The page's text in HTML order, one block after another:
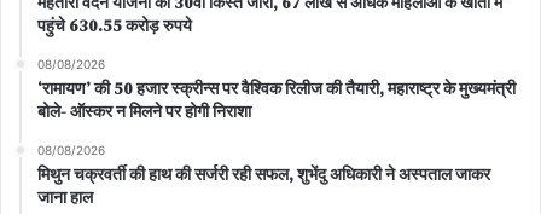
पहुंचे 630.55 करोड़ रुपये
08/08/2026
‘रामायण’ की 50 हजार स्क्रीन्स पर वैश्विक रिलीज की तैयारी, महाराष्ट्र के मुख्यमंत्री
बोले- ऑस्कर न मिलने पर होगी निराशा
08/08/2026
मिथुन चक्रवर्ती की हाथ की सर्जरी रही सफल, शुभेंदु अधिकारी ने अस्पताल जाकर
जाना हाल